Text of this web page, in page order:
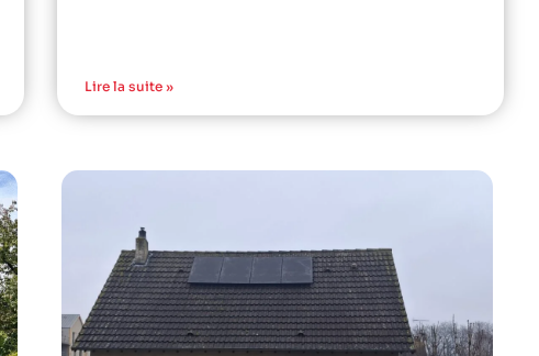
Lire la suite »